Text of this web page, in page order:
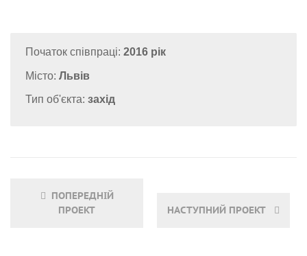
Початок співпраці: 2016 рік
Місто: Львів
Тип об'єкта: захід
ПОПЕРЕДНІЙ
ПРОЕКТ
НАСТУПНИЙ ПРОЕКТ